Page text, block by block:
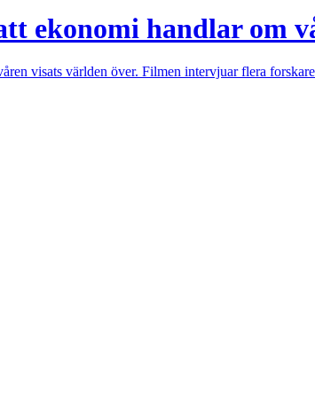
ekonomi handlar om
visats världen över. Filmen intervjuar flera